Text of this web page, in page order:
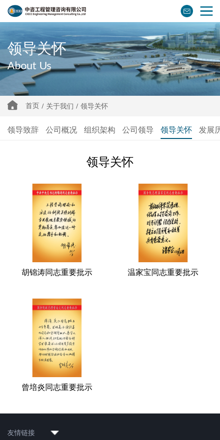
领导关怀
About Us
首页 / 关于我们 / 领导关怀
领导致辞 公司概况 组织架构 公司领导 领导关怀 发展
领导关怀
胡锦涛同志重要批示 温家宝同志重要批示
曾培炎同志重要批示
友情链接